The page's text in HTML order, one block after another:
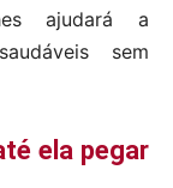
ajudará a
sem
ela pegar